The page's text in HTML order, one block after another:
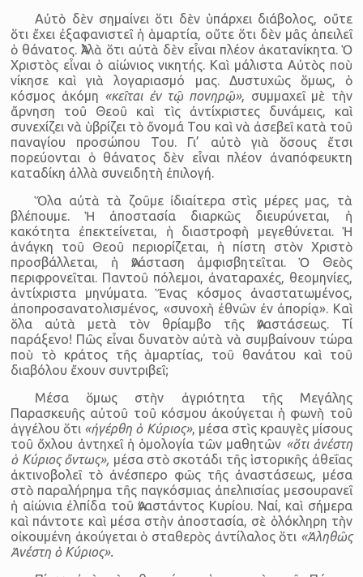
Αὐτὸ δὲν σημαίνει ὅτι δὲν ὑπάρχει διάβολος, οὔτε
ὅτι ἔχει ἐξαφανιστεῖ ἡ ἁμαρτία, οὔτε ὅτι δὲν μᾶς ἀπειλεῖ
ὁ θάνατος. Ἀλλὰ ὅτι αὐτὰ δὲν εἶναι πλέον ἀκατανίκητα. Ὁ
Χριστὸς εἶναι ὁ αἰώνιος νικητής. Καὶ μάλιστα Αὐτὸς ποὺ
νίκησε καὶ γιὰ λογαριασμό μας. Δυστυχῶς ὅμως, ὁ
κόσμος ἀκόμη «κεῖται ἐν τῷ πονηρῷ», συμμαχεῖ μὲ τὴν
ἄρνηση τοῦ Θεοῦ καὶ τὶς ἀντίχριστες δυνάμεις, καὶ
συνεχίζει νὰ ὑβρίζει τὸ ὄνομά Του καὶ νὰ ἀσεβεῖ κατὰ τοῦ
παναγίου προσώπου Του. Γι’ αὐτὸ γιὰ ὅσους ἔτσι
πορεύονται ὁ θάνατος δὲν εἶναι πλέον ἀναπόφευκτη
καταδίκη ἀλλὰ συνειδητὴ ἐπιλογή.
Ὅλα αὐτὰ τὰ ζοῦμε ἰδιαίτερα στὶς μέρες μας, τὰ
βλέπουμε. Ἡ ἀποστασία διαρκῶς διευρύνεται, ἡ
κακότητα ἐπεκτείνεται, ἡ διαστροφὴ μεγεθύνεται. Ἡ
ἀνάγκη τοῦ Θεοῦ περιορίζεται, ἡ πίστη στὸν Χριστὸ
προσβάλλεται, ἡ Ἀνάσταση ἀμφισβητεῖται. Ὁ Θεὸς
περιφρονεῖται. Παντοῦ πόλεμοι, ἀναταραχές, θεομηνίες,
ἀντίχριστα μηνύματα. Ἕνας κόσμος ἀναστατωμένος,
ἀποπροσανατολισμένος, «συνοχὴ ἐθνῶν ἐν ἀπορίᾳ». Καὶ
ὅλα αὐτὰ μετὰ τὸν θρίαμβο τῆς Ἀναστάσεως. Τί
παράξενο! Πῶς εἶναι δυνατὸν αὐτὰ νὰ συμβαίνουν τώρα
ποὺ τὸ κράτος τῆς ἁμαρτίας, τοῦ θανάτου καὶ τοῦ
διαβόλου ἔχουν συντριβεῖ;
Μέσα ὅμως στὴν ἀγριότητα τῆς Μεγάλης
Παρασκευῆς αὐτοῦ τοῦ κόσμου ἀκούγεται ἡ φωνὴ τοῦ
ἀγγέλου ὅτι «ἠγέρθη ὁ Κύριος», μέσα στὶς κραυγὲς μίσους
τοῦ ὄχλου ἀντηχεῖ ἡ ὁμολογία τῶν μαθητῶν «ὅτι ἀνέστη
ὁ Κύριος ὄντως», μέσα στὸ σκοτάδι τῆς ἱστορικῆς ἀθεΐας
ἀκτινοβολεῖ τὸ ἀνέσπερο φῶς τῆς ἀναστάσεως, μέσα
στὸ παραλήρημα τῆς παγκόσμιας ἀπελπισίας μεσουρανεῖ
ἡ αἰώνια ἐλπίδα τοῦ Ἀναστάντος Κυρίου. Ναί, καὶ σήμερα
καὶ πάντοτε καὶ μέσα στὴν ἀποστασία, σὲ ὁλόκληρη τὴν
οἰκουμένη ἀκούγεται ὁ σταθερὸς ἀντίλαλος ὅτι «Ἀληθῶς
Ἀνέστη ὁ Κύριος».